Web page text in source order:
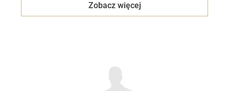
Zobacz więcej